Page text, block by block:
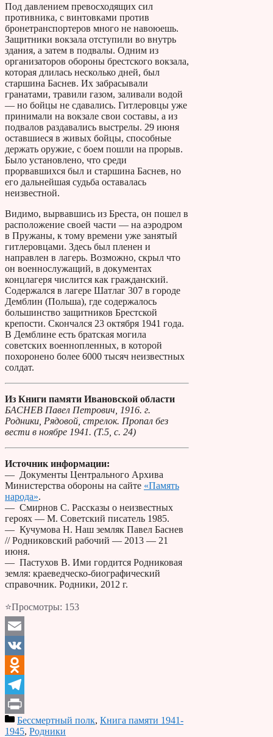
Под давлением превосходящих сил
противника, с винтовками против
бронетранспортеров много не навоюешь.
Защитники вокзала отступили во внутрь
здания, а затем в подвалы. Одним из
организаторов обороны брестского вокзала,
которая длилась несколько дней, был
старшина Баснев. Их забрасывали
гранатами, травили газом, заливали водой
— но бойцы не сдавались. Гитлеровцы уже
принимали на вокзале свои составы, а из
подвалов раздавались выстрелы. 29 июня
оставшиеся в живых бойцы, способные
держать оружие, с боем пошли на прорыв.
Было установлено, что среди
прорвавшихся был и старшина Баснев, но
его дальнейшая судьба оставалась
неизвестной.
Видимо, вырвавшись из Бреста, он пошел в
расположение своей части — на аэродром
в Пружаны, к тому времени уже занятый
гитлеровцами. Здесь был пленен и
направлен в лагерь. Возможно, скрыл что
он военнослужащий, в документах
концлагеря числится как гражданский.
Содержался в лагере Шатлаг 307 в городе
Демблин (Польша), где содержалось
большинство защитников Брестской
крепости. Скончался 23 октября 1941 года.
В Демблине есть братская могила
советских военнопленных, в которой
похоронено более 6000 тысяч неизвестных
солдат.
Из Книги памяти Ивановской области
БАСНЕВ Павел Петрович, 1916. г.
Родники, Рядовой, стрелок. Пропал без
вести в ноябре 1941. (Т.5, с. 24)
Источник информации:
— Документы Центрального Архива
Министерства обороны на сайте «Память
народа».
— Смирнов С. Рассказы о неизвестных
героях — М. Советский писатель 1985.
— Кучумова Н. Наш земляк Павел Баснев
// Родниковский рабочий — 2013 — 21
июня.
— Пастухов В. Ими гордится Родниковая
земля: краеведческо-биографический
справочник. Родники, 2012 г.
⭐Просмотры: 153
Email
VK
Odnoklassniki
Telegram
PrintБессмертный полк, Книга памяти 1941-
1945, Родники